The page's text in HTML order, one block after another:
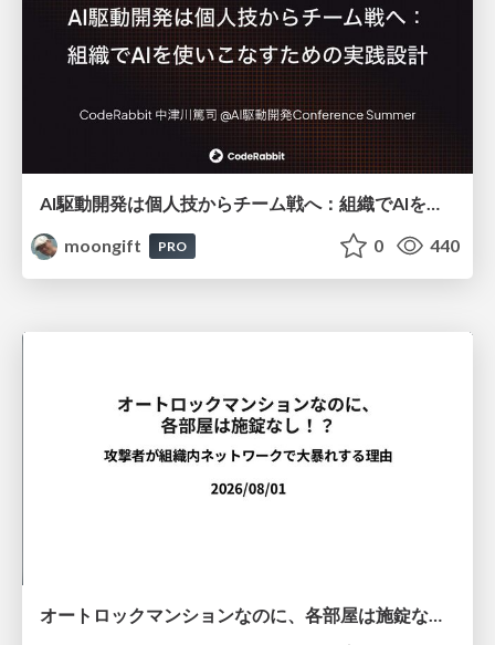
moongift
PRO 0 440
オートロックマンションなのに、各部屋は施錠なし！？ 攻撃者が組織内ネットワークで大暴れする理由 / The Front Door Is Locked, but the Rooms Are Wide Open: Why Attackers Move Freely Inside Enterprise Networks